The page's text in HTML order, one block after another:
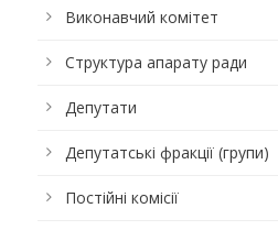
Виконавчий комітет
Структура апарату ради
Депутати
Депутатські фракції (групи)
Постійні комісії